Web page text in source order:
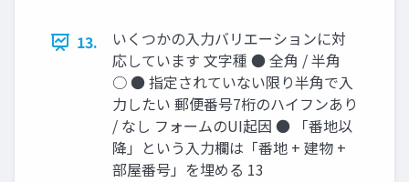
13.
いくつかの入力バリエーションに対
応しています 文字種 ● 全角 / 半角
○ ● 指定されていない限り半角で入
力したい 郵便番号7桁のハイフンあり
/ なし フォームのUI起因 ● 「番地以
降」という入力欄は「番地 + 建物 +
部屋番号」を埋める 13